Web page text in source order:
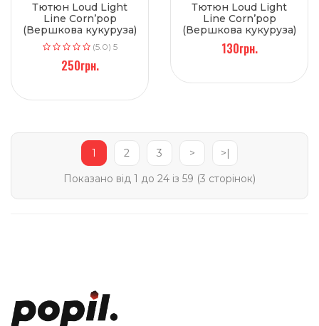
Тютюн Loud Light
Line Corn’pop
(Вершкова кукуруза)
100 г (5.0) 5
250грн.
Тютюн Loud Light
Line Corn’pop
(Вершкова кукуруза)
50 г
130грн.
1 2 3 >
>|
Показано від 1 до 24 із 59 (3 сторінок)